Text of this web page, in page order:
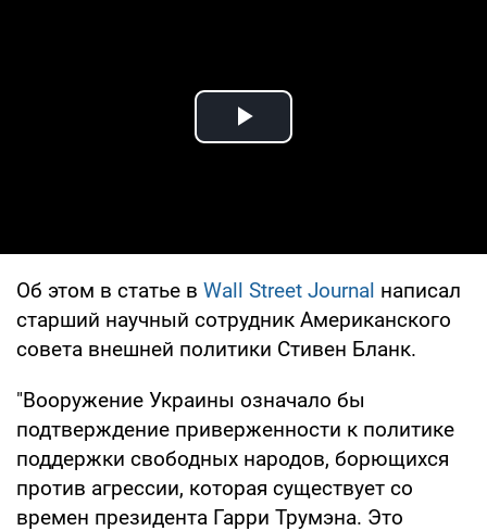
Play Video
Об этом в статье в Wall Street Journal написал
старший научный сотрудник Американского
совета внешней политики Стивен Бланк.
"Вооружение Украины означало бы
подтверждение приверженности к политике
поддержки свободных народов, борющихся
против агрессии, которая существует со
времен президента Гарри Трумэна. Это